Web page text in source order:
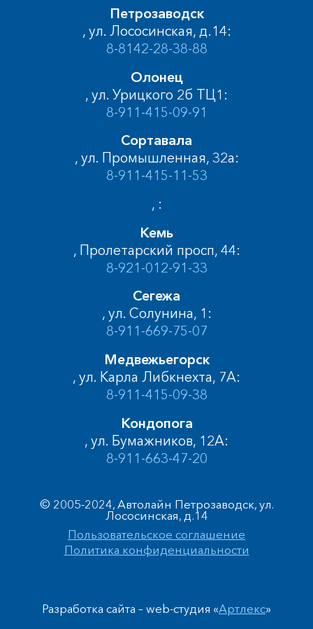
Петрозаводск
, ул. Лососинская, д.14:
8-8142-28-38-88
Олонец
, ул. Урицкого 2б ТЦ1:
8-911-415-09-91
Сортавала
, ул. Промышленная, 32а:
8-911-415-11-53
, :
Кемь
, Пролетарский просп, 44:
8-921-012-91-33
Сегежа
, ул. Солунина, 1:
8-911-669-75-07
Медвежьегорск
, ул. Карла Либкнехта, 7А:
8-911-415-09-38
Кондопога
, ул. Бумажников, 12А:
8-911-663-47-20
© 2005-2024, Автолайн Петрозаводск, ул.
Лососинская, д.14
Пользовательское соглашение
Политика конфиденциальности
Разработка сайта – web-студия «Артлекс»